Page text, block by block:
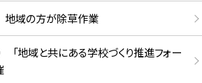
地域の方が除草作業
「地域と共にある学校づくり推進フォー